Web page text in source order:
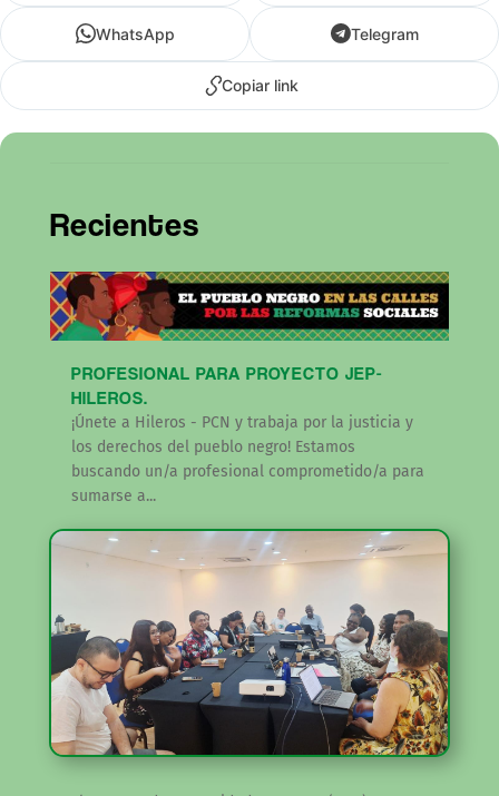
WhatsApp Telegram
Copiar link
Recientes
PROFESIONAL PARA PROYECTO JEP-
HILEROS.
¡Únete a Hileros - PCN y trabaja por la justicia y
los derechos del pueblo negro! Estamos
buscando un/a profesional comprometido/a para
sumarse a...